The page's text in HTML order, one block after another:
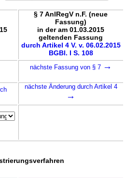
§ 7 AnlRegV n.F. (neue
Fassung)
in der am 01.03.2015
geltenden Fassung
durch Artikel 4 V. v. 06.02.2015
BGBl. I S. 108
nächste Fassung von § 7 →
nächste Änderung durch Artikel 4
→